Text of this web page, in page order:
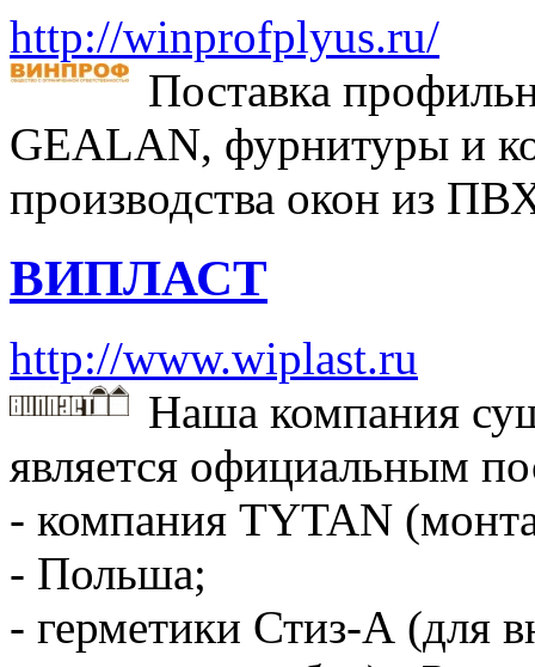
http://winprofplyus.ru/
Поставка
GEALAN, фурнитуры и
производства окон из
ВИПЛАСТ
http://www.wiplast.ru
Наша компания
является официальным
- компания TYTAN
- Польша;
- герметики Стиз-А (для